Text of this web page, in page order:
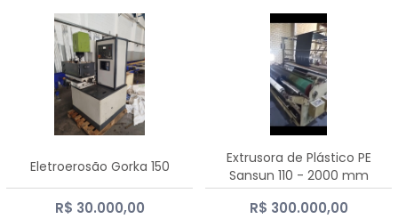
Eletroerosão Gorka 150
R$ 30.000,00
Extrusora de Plástico PE
Sansun 110 - 2000 mm
R$ 300.000,00